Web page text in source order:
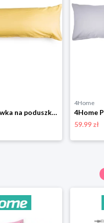
4Home Poszewka na poduszkę relaksacyjna Mąż zastępczy, żółty, 45 x 120 cm
4Home
59.99 zł